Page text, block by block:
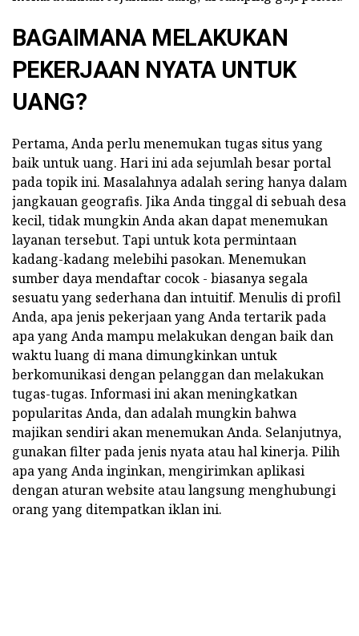
BAGAIMANA MELAKUKAN
PEKERJAAN NYATA UNTUK
UANG?
Pertama, Anda perlu menemukan tugas situs yang
baik untuk uang. Hari ini ada sejumlah besar portal
pada topik ini. Masalahnya adalah sering hanya dalam
jangkauan geografis. Jika Anda tinggal di sebuah desa
kecil, tidak mungkin Anda akan dapat menemukan
layanan tersebut. Tapi untuk kota permintaan
kadang-kadang melebihi pasokan. Menemukan
sumber daya mendaftar cocok - biasanya segala
sesuatu yang sederhana dan intuitif. Menulis di profil
Anda, apa jenis pekerjaan yang Anda tertarik pada
apa yang Anda mampu melakukan dengan baik dan
waktu luang di mana dimungkinkan untuk
berkomunikasi dengan pelanggan dan melakukan
tugas-tugas. Informasi ini akan meningkatkan
popularitas Anda, dan adalah mungkin bahwa
majikan sendiri akan menemukan Anda. Selanjutnya,
gunakan filter pada jenis nyata atau hal kinerja. Pilih
apa yang Anda inginkan, mengirimkan aplikasi
dengan aturan website atau langsung menghubungi
orang yang ditempatkan iklan ini.